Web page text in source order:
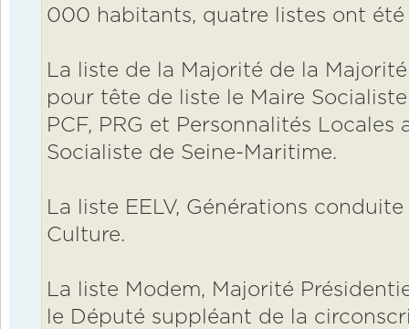
000 habitants, quatre listes ont été
La liste de la Majorité de la
pour tête de liste le Maire
PCF, PRG et Personnalités Locales
Socialiste de Seine-Maritime.
La liste EELV, Générations
Culture.
La liste Modem, Majorité
le Député suppléant de la